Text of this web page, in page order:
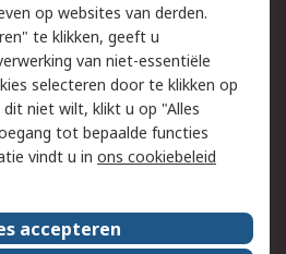
Email veiligheid
Websitevoorwaarden
op websites van derden.
te klikken, geeft u
van niet-essentiële
selecteren door te klikken op
niet wilt, klikt u op "Alles
tot bepaalde functies
vindt u in ons cookiebeleid
accepteren